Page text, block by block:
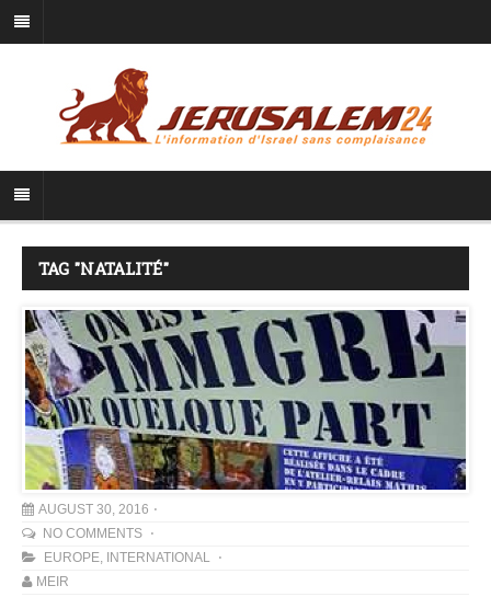
TAG "NATALITÉ"
AUGUST 30, 2016
NO COMMENTS
EUROPE, INTERNATIONAL
MEIR